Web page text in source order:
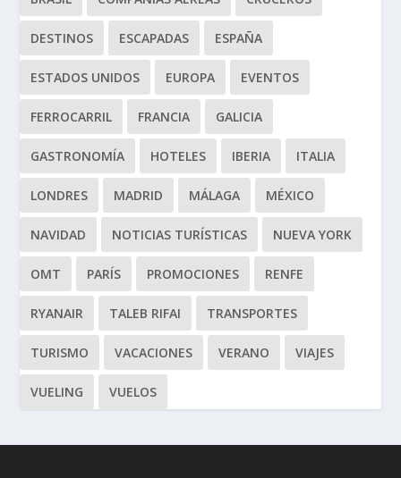
DESTINOS ESCAPADAS ESPAÑA
ESTADOS UNIDOS EUROPA EVENTOS
FERROCARRIL FRANCIA GALICIA
GASTRONOMÍA HOTELES IBERIA ITALIA
LONDRES MADRID MÁLAGA MÉXICO
NAVIDAD NOTICIAS TURÍSTICAS NUEVA YORK
OMT PARÍS PROMOCIONES RENFE
RYANAIR TALEB RIFAI TRANSPORTES
TURISMO VACACIONES VERANO VIAJES
VUELING VUELOS